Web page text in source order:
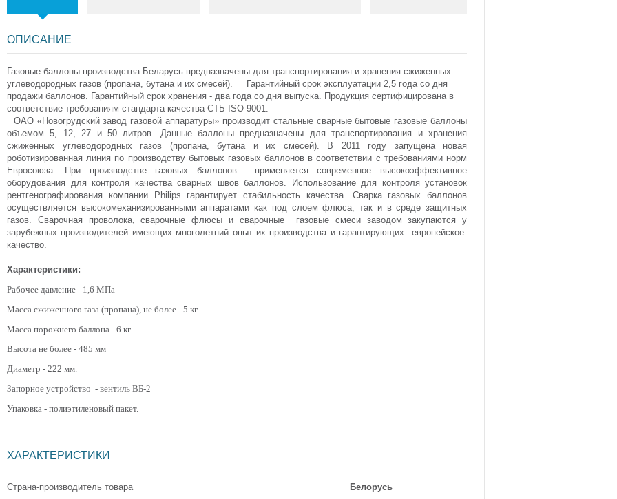
ОПИСАНИЕ
Газовые баллоны производства Беларусь предназначены для транспортирования и хранения сжиженных
углеводородных газов (пропана, бутана и их смесей). Гарантийный срок эксплуатации 2,5 года со дня
продажи баллонов. Гарантийный срок хранения - два года со дня выпуска. Продукция сертифицирована в
соответствие требованиям стандарта качества СТБ ISO 9001.
ОАО «Новогрудский завод газовой аппаратуры» производит стальные сварные бытовые газовые баллоны
объемом 5, 12, 27 и 50 литров. Данные баллоны предназначены для транспортирования и хранения
сжиженных углеводородных газов (пропана, бутана и их смесей). В 2011 году запущена новая
роботизированная линия по производству бытовых газовых баллонов в соответствии с требованиями норм
Евросоюза. При производстве газовых баллонов применяется современное высокоэффективное
оборудования для контроля качества сварных швов баллонов. Использование для контроля установок
рентгенографирования компании Philips гарантирует стабильность качества. Сварка газовых баллонов
осуществляется высокомеханизированными аппаратами как под слоем флюса, так и в среде защитных
газов. Сварочная проволока, сварочные флюсы и сварочные газовые смеси заводом закупаются у
зарубежных производителей имеющих многолетний опыт их производства и гарантирующих европейское
качество.
Характеристики:
Рабочее давление - 1,6 МПа
Масса сжиженного газа (пропана), не более - 5 кг
Масса порожнего баллона - 6 кг
Высота не более - 485 мм
Диаметр - 222 мм.
Запорное устройство - вентиль ВБ-2
Упаковка - полиэтиленовый пакет.
ХАРАКТЕРИСТИКИ
Страна-производитель товара Белорусь